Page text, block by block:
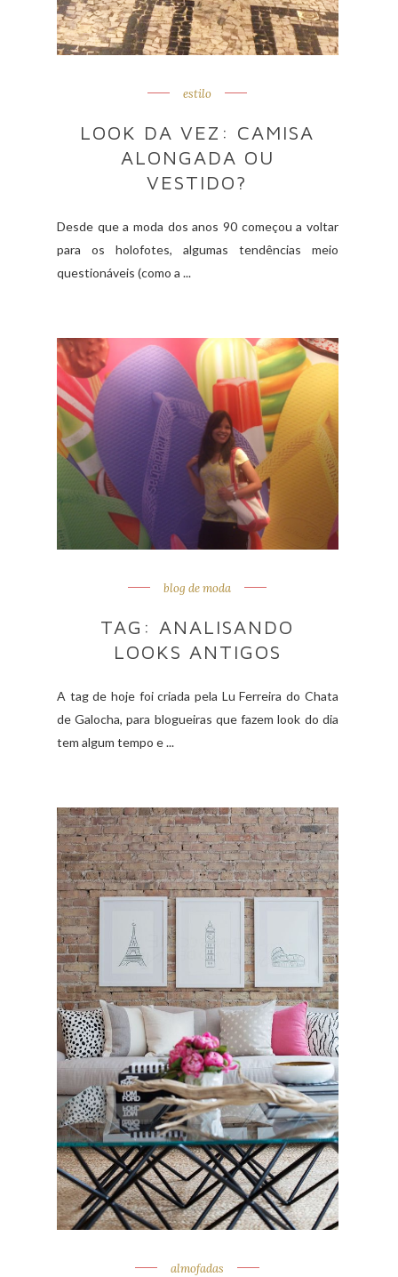
estilo
LOOK DA VEZ: CAMISA
ALONGADA OU
VESTIDO?
Desde que a moda dos anos 90 começou a voltar
para os holofotes, algumas tendências meio
questionáveis (como a ...
blog de moda
TAG: ANALISANDO
LOOKS ANTIGOS
A tag de hoje foi criada pela Lu Ferreira do Chata
de Galocha, para blogueiras que fazem look do dia
tem algum tempo e ...
almofadas